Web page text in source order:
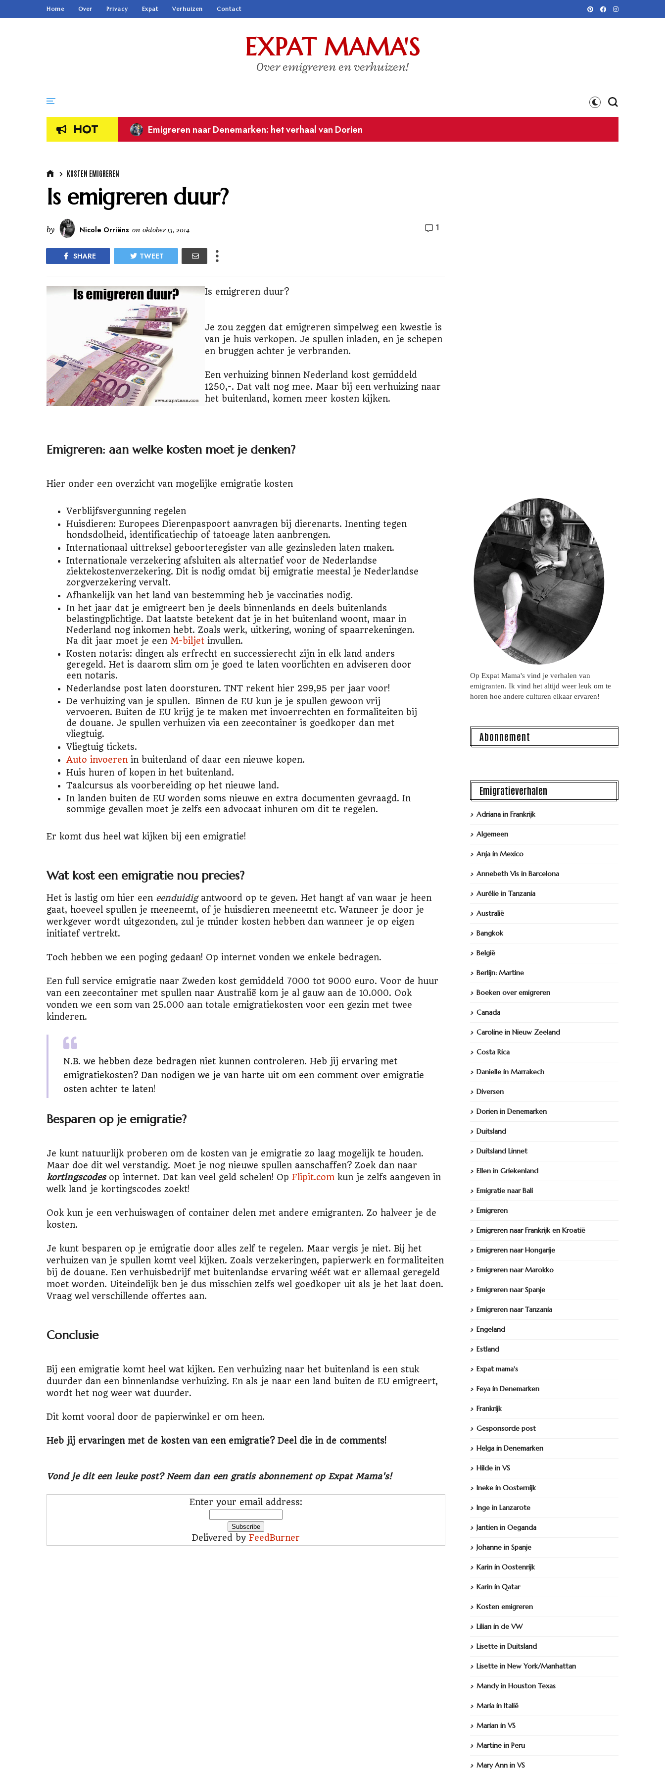
Home Over Privacy Expat Verhuizen Contact
EXPAT MAMA'S
Over emigreren en verhuizen!
HOT Emigratie naar Oostenrijk
KOSTEN EMIGREREN
Is emigreren duur?
by Nicole Orriëns on oktober 13, 2014 1
SHARE TWEET
Is emigreren duur?
Je zou zeggen dat emigreren simpelweg een kwestie is
van je huis verkopen. Je spullen inladen, en je schepen
en bruggen achter je verbranden.
Een verhuizing binnen Nederland kost gemiddeld
1250,-. Dat valt nog mee. Maar bij een verhuizing naar
het buitenland, komen meer kosten kijken.
Emigreren: aan welke kosten moet je denken?
Hier onder een overzicht van mogelijke emigratie kosten
Verblijfsvergunning regelen
Huisdieren: Europees Dierenpaspoort aanvragen bij dierenarts. Inenting tegen
hondsdolheid, identificatiechip of tatoeage laten aanbrengen.
Internationaal uittreksel geboorteregister van alle gezinsleden laten maken.
Internationale verzekering afsluiten als alternatief voor de Nederlandse
ziektekostenverzekering. Dit is nodig omdat bij emigratie meestal je Nederlandse
zorgverzekering vervalt.
Afhankelijk van het land van bestemming heb je vaccinaties nodig.
In het jaar dat je emigreert ben je deels binnenlands en deels buitenlands
belastingplichtige. Dat laatste betekent dat je in het buitenland woont, maar in
Nederland nog inkomen hebt. Zoals werk, uitkering, woning of spaarrekeningen.
Na dit jaar moet je een M-biljet invullen.
Kosten notaris: dingen als erfrecht en successierecht zijn in elk land anders
geregeld. Het is daarom slim om je goed te laten voorlichten en adviseren door
een notaris.
Nederlandse post laten doorsturen. TNT rekent hier 299,95 per jaar voor!
De verhuizing van je spullen. Binnen de EU kun je je spullen gewoon vrij
vervoeren. Buiten de EU krijg je te maken met invoerrechten en formaliteiten bij
de douane. Je spullen verhuizen via een zeecontainer is goedkoper dan met
vliegtuig.
Vliegtuig tickets.
Auto invoeren in buitenland of daar een nieuwe kopen.
Huis huren of kopen in het buitenland.
Taalcursus als voorbereiding op het nieuwe land.
In landen buiten de EU worden soms nieuwe en extra documenten gevraagd. In
sommige gevallen moet je zelfs een advocaat inhuren om dit te regelen.
Er komt dus heel wat kijken bij een emigratie!
Wat kost een emigratie nou precies?
Het is lastig om hier een eenduidigantwoord op te geven. Het hangt af van waar je heen
gaat, hoeveel spullen je meeneemt, of je huisdieren meeneemt etc. Wanneer je door je
werkgever wordt uitgezonden, zul je minder kosten hebben dan wanneer je op eigen
initiatef vertrekt.
Toch hebben we een poging gedaan! Op internet vonden we enkele bedragen.
Een full service emigratie naar Zweden kost gemiddeld 7000 tot 9000 euro. Voor de huur
van een zeecontainer met spullen naar Australië kom je al gauw aan de 10.000. Ook
vonden we een som van 25.000 aan totale emigratiekosten voor een gezin met twee
kinderen.
N.B. we hebben deze bedragen niet kunnen controleren. Heb jij ervaring met
emigratiekosten? Dan nodigen we je van harte uit om een comment over emigratie
osten achter te laten!
Besparen op je emigratie?
Je kunt natuurlijk proberen om de kosten van je emigratie zo laag mogelijk te houden.
Maar doe dit wel verstandig. Moet je nog nieuwe spullen aanschaffen? Zoek dan naar
kortingscodesop internet. Dat kan veel geld schelen! Op Flipit.com kun je zelfs aangeven in
welk land je kortingscodes zoekt!
Ook kun je een verhuiswagen of container delen met andere emigranten. Zo halveer je de
kosten.
Je kunt besparen op je emigratie door alles zelf te regelen. Maar vergis je niet. Bij het
verhuizen van je spullen komt veel kijken. Zoals verzekeringen, papierwerk en formaliteiten
bij de douane. Een verhuisbedrijf met buitenlandse ervaring wéét wat er allemaal geregeld
moet worden. Uiteindelijk ben je dus misschien zelfs wel goedkoper uit als je het laat doen.
Vraag wel verschillende offertes aan.
Conclusie
Bij een emigratie komt heel wat kijken. Een verhuizing naar het buitenland is een stuk
duurder dan een binnenlandse verhuizing. En als je naar een land buiten de EU emigreert,
wordt het nog weer wat duurder.
Dit komt vooral door de papierwinkel er om heen.
Heb jij ervaringen met de kosten van een emigratie? Deel die in de comments!
Vond je dit een leuke post? Neem dan een gratis abonnement op Expat Mama's!
Enter your email address:
Delivered by FeedBurner
Op Expat Mama's vind je verhalen van
emigranten. Ik vind het altijd weer leuk om te
horen hoe andere culturen elkaar ervaren!
Abonnement
Emigratieverhalen
Adriana in Frankrijk
Algemeen
Anja in Mexico
Annebeth Vis in Barcelona
Aurélie in Tanzania
Australië
Bangkok
België
Berlijn: Martine
Boeken over emigreren
Canada
Caroline in Nieuw Zeeland
Costa Rica
Danielle in Marrakech
Diversen
Dorien in Denemarken
Duitsland
Duitsland Linnet
Ellen in Griekenland
Emigratie naar Bali
Emigreren
Emigreren naar Frankrijk en Kroatië
Emigreren naar Hongarije
Emigreren naar Marokko
Emigreren naar Spanje
Emigreren naar Tanzania
Engeland
Estland
Expat mama's
Feya in Denemarken
Frankrijk
Gesponsorde post
Helga in Denemarken
Hilde in VS
Ineke in Oosternijk
Inge in Lanzarote
Jantien in Oeganda
Johanne in Spanje
Karin in Oostenrijk
Karin in Qatar
Kosten emigreren
Lilian in de VW
Lisette in Duitsland
Lisette in New York/Manhattan
Mandy in Houston Texas
Maria in Italië
Marian in VS
Martine in Peru
Mary Ann in VS